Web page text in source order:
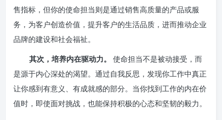
售指标，但你的使命担当则是通过销售高质量的产品或服
务，为客户创造价值，提升客户的生活品质，进而推动企业
品牌的建设和社会福祉。
其次，培养内在驱动力。
使命担当不是被动接受，而
是源于内心深处的渴望。通过自我反思，发现你工作中真正
让你感到有意义、有成就感的部分。当你找到工作的内在价
值时，即使面对挑战，也能保持积极的心态和坚韧的毅力。